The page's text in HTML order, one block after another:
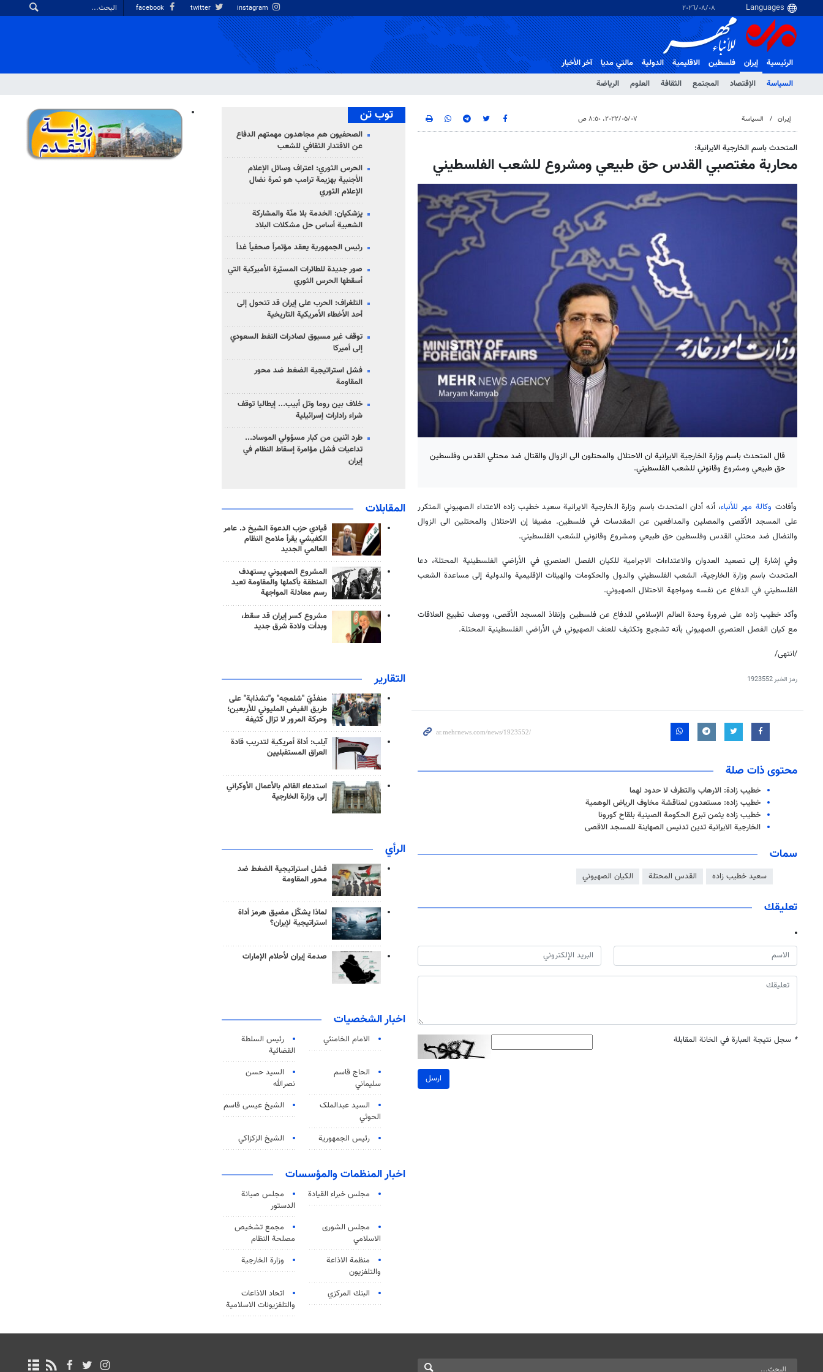
٠٨‏/٠٨‏/٢٠٢٦
الرئيسية
إيران
السياسة
الإقتصاد المجتمع الثقافة العلوم الرياضة
فلسطین الاقلیمیة الدولية مالتي مدیا آخر الأخبار
إيران السياسة ٠٧‏/٠٥‏/٢٠٢٢، ٨:٥٠ ص
المتحدث باسم الخارجية الايرانية:
محاربة مغتصبي القدس حق طبيعي ومشروع للشعب الفلسطيني
قال المتحدث باسم وزارة الخارجية الايرانية ان الاحتلال والمحتلون الى الزوال والقتال ضد محتلي القدس وفلسطين
حق طبيعي ومشروع وقانوني للشعب الفلسطيني.
وأفادت وكالة مهر للأنباء، أنه أدان المتحدث باسم وزارة الخارجية الايرانية سعيد خطيب زاده الاعتداء الصهيوني المتكرر
على المسجد الأقصى والمصلين والمدافعين عن المقدسات في فلسطين. مضيفا إن الاحتلال والمحتلين الى الزوال
والنضال ضد محتلي القدس وفلسطين حق طبيعي ومشروع وقانوني للشعب الفلسطيني.
وفي إشارة إلى تصعيد العدوان والاعتداءات الاجرامية للكيان الفصل العنصري في الأراضي الفلسطينية المحتلة، دعا
المتحدث باسم وزارة الخارجية، الشعب الفلسطيني والدول والحكومات والهيئات الإقليمية والدولية إلى مساعدة الشعب
الفلسطيني في الدفاع عن نفسه ومواجهة الاحتلال الصهيوني.
وأكد خطيب زاده على ضرورة وحدة العالم الإسلامي للدفاع عن فلسطين وإنقاذ المسجد الأقصى، ووصف تطبيع العلاقات
مع كيان الفصل العنصري الصهيوني بأنه تشجيع وتكثيف للعنف الصهيوني في الأراضي الفلسطينية المحتلة.
/انتهى/
رمز الخبر1923552
محتوى ذات صلة
خطيب زادة: الارهاب والتطرف لا حدود لهما
خطیب زاده: مستعدون لمناقشة مخاوف الریاض الوهمیة
خطيب زاده يثمن تبرع الحكومة الصينية بلقاح كورونا
الخارجية الايرانية تدين تدنيس الصهاينة للمسجد الاقصى
سمات
سعيد خطيب زاده القدس المحتلة الكيان الصهيوني
تعليقك
* سجل نتيجة العبارة في الخانة المقابلة
ارسل
توب تن
الصحفيون هم مجاهدون مهمتهم الدفاع
عن الاقتدار الثقافي للشعب
الحرس الثوري: اعتراف وسائل الإعلام
الأجنبية بهزيمة ترامب هو ثمرة نضال
الإعلام الثوري
پزشکیان: الخدمة بلا منّة والمشاركة
الشعبية أساس حل مشكلات البلاد
رئيس الجمهورية يعقد مؤتمراً صحفياً غداً
صور جديدة للطائرات المسيّرة الأميركية التي
أسقطها الحرس الثوري
التلغراف: الحرب على إيران قد تتحول إلى
أحد الأخطاء الأمريكية التاريخية
توقف غير مسبوق لصادرات النفط السعودي
إلى أميركا
فشل استراتيجية الضغط ضد محور
المقاومة
خلاف بين روما وتل أبيب... إيطاليا توقف
شراء رادارات إسرائيلية
طرد اثنين من كبار مسؤولي الموساد...
تداعيات فشل مؤامرة إسقاط النظام في
إيران
المقابلات
قيادي حزب الدعوة الشيخ د. عامر
الكفيشي يقرأ ملامح النظام
العالمي الجديد
المشروع الصهيوني يستهدف
المنطقة بأكملها والمقاومة تعيد
رسم معادلة المواجهة
مشروع كسر إيران قد سقط،
وبدأت ولادة شرق جديد
التقارير
منفذَيّ "شلمجه" و"تشذابة" على
طريق الفيض المليوني للأربعين؛
وحركة المرور لا تزال كثيفة
آيلب: أداة أمريكية لتدريب قادة
العراق المستقبليين
استدعاء القائم بالأعمال الأوكراني
إلى وزارة الخارجية
الرأي
فشل استراتيجية الضغط ضد
محور المقاومة
لماذا يشكّل مضيق هرمز أداة
استراتيجية لإيران؟
صدمة إيران لأحلام الإمارات
اخبار الشخصيات
الامام الخامنئي
رئیس السلطة
القضائیة
الحاج قاسم
سليماني
السيد حسن
نصرالله
السید عبدالملک
الحوثي
الشيخ عيسى قاسم
رئيس الجمهورية الشيخ الزكزاكي
اخبار المنظمات والمؤسسات
مجلس خبراء القيادة
مجلس صيانة
الدستور
مجلس الشورى
الاسلامي
مجمع تشخيص
مصلحة النظام
منظمة الاذاعة
والتلفزیون
وزارة الخارجية
البنك المركزي
اتحاد الاذاعات
والتلفزيونات الاسلامية